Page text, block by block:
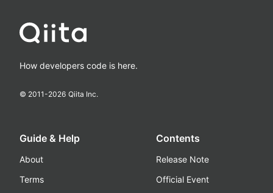
How developers code is here.
© 2011-2026 Qiita Inc.
Guide & Help
About
Terms
Contents
Release Note
Official Event